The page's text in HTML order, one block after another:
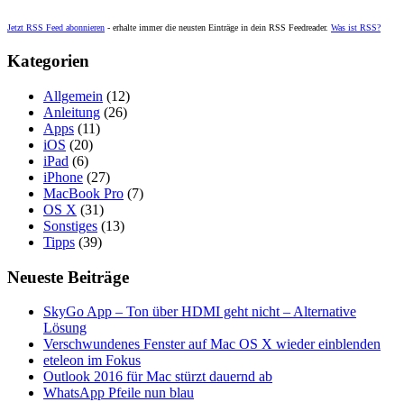
Jetzt RSS Feed abonnieren - erhalte immer die neusten Einträge in dein RSS Feedreader. Was ist RSS?
Kategorien
Allgemein (12)
Anleitung (26)
Apps (11)
iOS (20)
iPad (6)
iPhone (27)
MacBook Pro (7)
OS X (31)
Sonstiges (13)
Tipps (39)
Neueste Beiträge
SkyGo App – Ton über HDMI geht nicht – Alternative
Lösung
Verschwundenes Fenster auf Mac OS X wieder einblenden
eteleon im Fokus
Outlook 2016 für Mac stürzt dauernd ab
WhatsApp Pfeile nun blau